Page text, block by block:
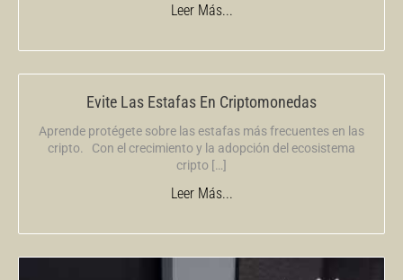
Leer Más...
Evite Las Estafas En Criptomonedas
Aprende protégete sobre las estafas más frecuentes en las
cripto. Con el crecimiento y la adopción del ecosistema
cripto […]
Leer Más...